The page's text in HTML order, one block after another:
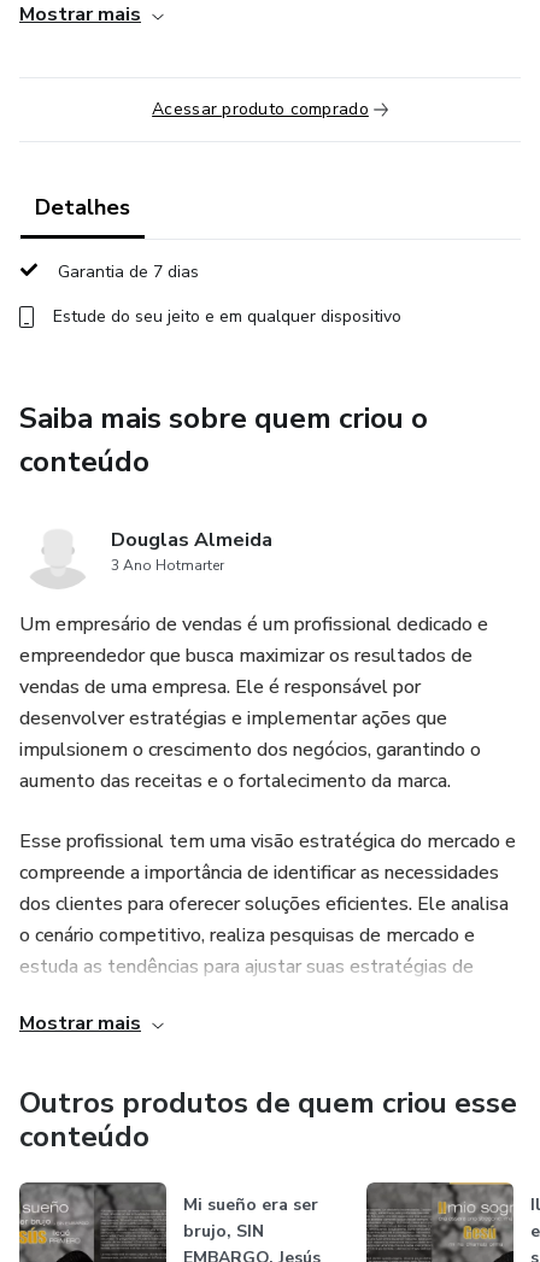
Mostrar mais
Acessar produto comprado
Detalhes
Garantia de 7 dias
Estude do seu jeito e em qualquer dispositivo
Saiba mais sobre quem criou o
conteúdo
Douglas Almeida
3 Ano Hotmarter
Um empresário de vendas é um profissional dedicado e
empreendedor que busca maximizar os resultados de
vendas de uma empresa. Ele é responsável por
desenvolver estratégias e implementar ações que
impulsionem o crescimento dos negócios, garantindo o
aumento das receitas e o fortalecimento da marca.
Esse profissional tem uma visão estratégica do mercado e
compreende a importância de identificar as necessidades
dos clientes para oferecer soluções eficientes. Ele analisa
o cenário competitivo, realiza pesquisas de mercado e
estuda as tendências para ajustar suas estratégias de
equipe de vendas, incentivando-os a alcançar metas e
superar desafios. Ele estabelece metas realistas e
monitora o desempenho da equipe, fornecendo feedback
construtivo e identificando oportunidades de melhoria.
Além disso, ele também é responsável pela contratação e
desenvolvimento de talentos, garantindo que a equipe
Mostrar mais
Outros produtos de quem criou esse
conteúdo
Mi sueño era ser
brujo, SIN